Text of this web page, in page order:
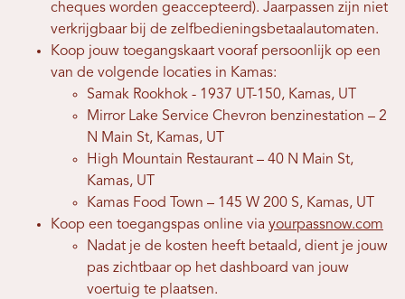
cheques worden geaccepteerd). Jaarpassen zijn niet
verkrijgbaar bij de zelfbedieningsbetaalautomaten.
Koop jouw toegangskaart vooraf persoonlijk op een
van de volgende locaties in Kamas:
Samak Rookhok - 1937 UT-150, Kamas, UT
Mirror Lake Service Chevron benzinestation – 2
N Main St, Kamas, UT
High Mountain Restaurant – 40 N Main St,
Kamas, UT
Kamas Food Town – 145 W 200 S, Kamas, UT
Koop een toegangspas online via yourpassnow.com
Nadat je de kosten heeft betaald, dient je jouw
pas zichtbaar op het dashboard van jouw
voertuig te plaatsen.